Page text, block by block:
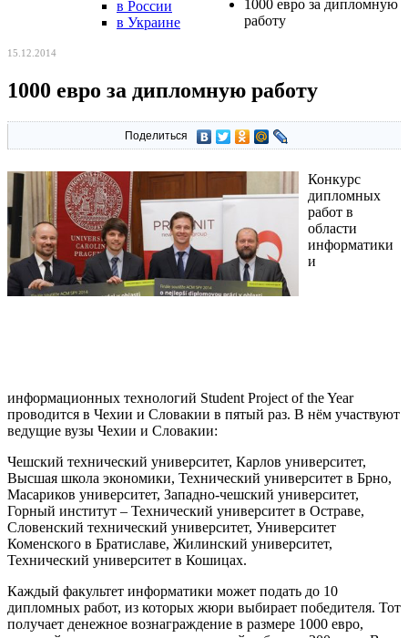
в России
в Украине
1000 евро за дипломную
работу
15.12.2014
1000 евро за дипломную работу
Поделиться
Конкурс
дипломных
работ в
области
информатики
и
информационных технологий Student Project of the Year
проводится в Чехии и Словакии в пятый раз. В нём участвуют
ведущие вузы Чехии и Словакии:
Чешский технический университет, Карлов университет,
Высшая школа экономики, Технический университет в Брно,
Масариков университет, Западно-чешский университет,
Горный институт – Технический университет в Остраве,
Словенский технический университет, Университет
Коменского в Братиславе, Жилинский университет,
Технический университет в Кошицах.
Каждый факультет информатики может подать до 10
дипломных работ, из которых жюри выбирает победителя. Тот
получает денежное вознаграждение в размере 1000 евро,